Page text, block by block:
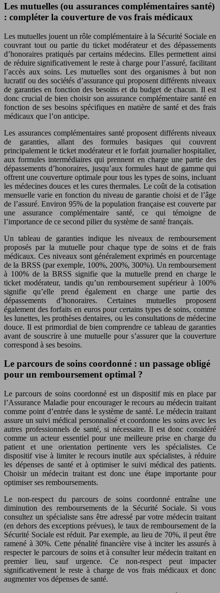
Les mutuelles (ou assurances complémentaires santé)
: compléter la couverture de vos frais médicaux
Les mutuelles jouent un rôle complémentaire à la Sécurité Sociale en
couvrant tout ou partie du ticket modérateur et des dépassements
d’honoraires pratiqués par certains médecins. Elles permettent ainsi
de réduire significativement le reste à charge pour l’assuré, facilitant
l’accès aux soins. Les mutuelles sont des organismes à but non
lucratif ou des sociétés d’assurance qui proposent différents niveaux
de garanties en fonction des besoins et du budget de chacun. Il est
donc crucial de bien choisir son assurance complémentaire santé en
fonction de ses besoins spécifiques en matière de santé et des frais
médicaux que l’on anticipe.
Les assurances complémentaires santé proposent différents niveaux
de garanties, allant des formules basiques qui couvrent
principalement le ticket modérateur et le forfait journalier hospitalier,
aux formules intermédiaires qui prennent en charge une partie des
dépassements d’honoraires, jusqu’aux formules haut de gamme qui
offrent une couverture optimale pour tous les types de soins, incluant
les médecines douces et les cures thermales. Le coût de la cotisation
mensuelle varie en fonction du niveau de garantie choisi et de l’âge
de l’assuré. Environ 95% de la population française est couverte par
une assurance complémentaire santé, ce qui témoigne de
l’importance de ce second pilier du système de santé français.
Un tableau de garanties indique les niveaux de remboursement
proposés par la mutuelle pour chaque type de soins et de frais
médicaux. Ces niveaux sont généralement exprimés en pourcentage
de la BRSS (par exemple, 100%, 200%, 300%). Un remboursement
à 100% de la BRSS signifie que la mutuelle prend en charge le
ticket modérateur, tandis qu’un remboursement supérieur à 100%
signifie qu’elle prend également en charge une partie des
dépassements d’honoraires. Certaines mutuelles proposent
également des forfaits en euros pour certains types de soins, comme
les lunettes, les prothèses dentaires, ou les consultations de médecine
douce. Il est primordial de bien comprendre ce tableau de garanties
avant de souscrire à une mutuelle pour s’assurer que la couverture
correspond à ses besoins.
Le parcours de soins coordonné : un passage obligé
pour un remboursement optimal ?
Le parcours de soins coordonné est un dispositif mis en place par
l’Assurance Maladie pour encourager le recours au médecin traitant
comme point d’entrée dans le système de santé. Le médecin traitant
assure un suivi médical personnalisé et coordonne les soins avec les
autres professionnels de santé, si nécessaire. Il est donc considéré
comme un acteur essentiel pour une meilleure prise en charge du
patient et une orientation pertinente vers les spécialistes. Ce
dispositif vise à limiter le recours inutile aux spécialistes, à réduire
les dépenses de santé et à optimiser le suivi médical des patients.
Choisir un médecin traitant est donc une étape importante pour
optimiser ses remboursements.
Le non-respect du parcours de soins coordonné entraîne une
diminution des remboursements de la Sécurité Sociale. Si vous
consultez un spécialiste sans être adressé par votre médecin traitant
(en dehors des exceptions prévues), le taux de remboursement de la
Sécurité Sociale est réduit. Par exemple, au lieu de 70%, il peut être
ramené à 30%. Cette pénalité financière vise à inciter les assurés à
respecter le parcours de soins et à consulter leur médecin traitant en
premier lieu, sauf urgence. Ce non-respect peut impacter
significativement le reste à charge de vos frais médicaux et donc
augmenter vos dépenses de santé.